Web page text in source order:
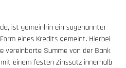
ist gemeinhin ein sogenannter
eines Kredits gemeint. Hierbei
vereinbarte Summe von der Bank
einem festen Zinssatz innerhalb